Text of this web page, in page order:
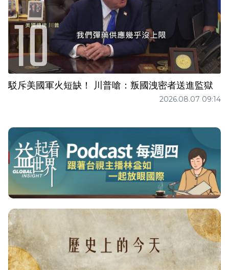
駁斥美國軍火短缺！ 川普嗆：叛國洩密者送進監獄
2026.08.07 09:14